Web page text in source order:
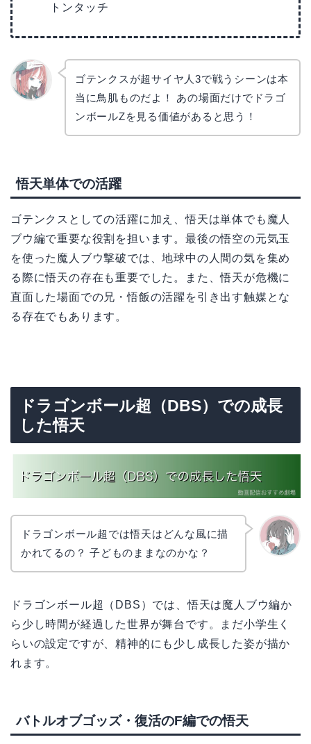
トンタッチ
ゴテンクスが超サイヤ人3で戦うシーンは本
当に鳥肌ものだよ！ あの場面だけでドラゴ
ンボールZを見る価値があると思う！
悟天単体での活躍
ゴテンクスとしての活躍に加え、悟天は単体でも魔人
ブウ編で重要な役割を担います。最後の悟空の元気玉
を使った魔人ブウ撃破では、地球中の人間の気を集め
る際に悟天の存在も重要でした。また、悟天が危機に
直面した場面での兄・悟飯の活躍を引き出す触媒とな
る存在でもあります。
ドラゴンボール超（DBS）での成長
した悟天
ドラゴンボール超では悟天はどんな風に描
かれてるの？ 子どものままなのかな？
ドラゴンボール超（DBS）では、悟天は魔人ブウ編か
ら少し時間が経過した世界が舞台です。まだ小学生く
らいの設定ですが、精神的にも少し成長した姿が描か
れます。
バトルオブゴッズ・復活のF編での悟天